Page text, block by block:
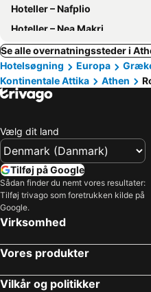
Hoteller – Nafplio
Hoteller – Nea Makri
Se alle overnatningssteder i
Hotelsøgning
Europa
Kontinentale Attika
Athen
Vælg dit land
Tilføj på Google
Sådan finder du nemt vores resultater:
Tilføj trivago som foretrukken kilde på
Google.
Virksomhed
Vores produkter
Vilkår og politikker